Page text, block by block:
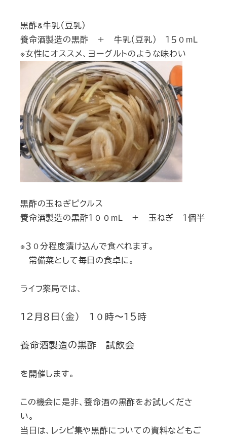
黒酢&牛乳（豆乳）
養命酒製造の黒酢 ＋ 牛乳（豆乳） １５０mL
※女性にオススメ、ヨーグルトのような味わい
黒酢の玉ねぎピクルス
養命酒製造の黒酢１００mL ＋ 玉ねぎ １個半
※３０分程度漬け込んで食べれます。
常備菜として毎日の食卓に。
ライフ薬局では、
１２月８日（金） １０時〜１５時
養命酒製造の黒酢 試飲会
を開催します。
この機会に是非、養命酒の黒酢をお試しくださ
い。
当日は、レシピ集や黒酢についての資料などもご